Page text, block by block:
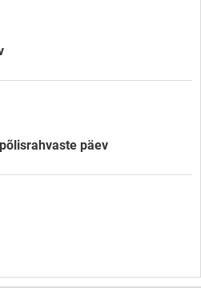
päev